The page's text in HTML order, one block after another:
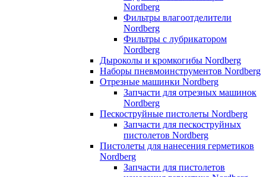
Nordberg
Фильтры влагоотделители
Nordberg
Фильтры с лубрикатором
Nordberg
Дыроколы и кромкогибы Nordberg
Наборы пневмоинструментов Nordberg
Отрезные машинки Nordberg
Запчасти для отрезных машинок
Nordberg
Пескоструйные пистолеты Nordberg
Запчасти для пескоструйных
пистолетов Nordberg
Пистолеты для нанесения герметиков
Nordberg
Запчасти для пистолетов